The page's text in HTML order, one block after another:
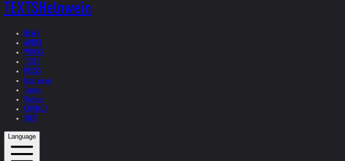
TEXTSHelnwein
NEWS
ARTIST
WORKS
TEXTS
PRESS
Interviews
Topics
Videos
CONTACT
SHOP
Language